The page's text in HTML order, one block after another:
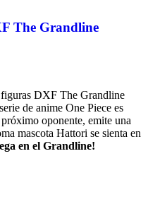
The Grandline
DXF The Grandline
de anime One Piece es
oponente, emite una
mascota Hattori se sienta en
en el Grandline!